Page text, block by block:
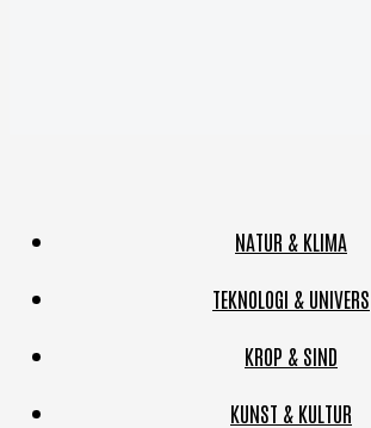
NATUR & KLIMA
TEKNOLOGI & UNIVERS
KROP & SIND
KUNST & KULTUR